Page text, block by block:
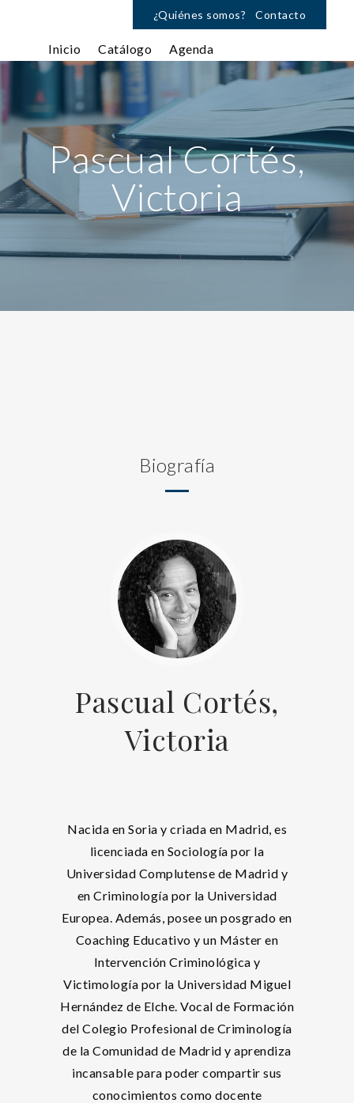
¿Quiénes somos? Contacto
Inicio Catálogo Agenda
Pascual Cortés,
Victoria
Biografía
Pascual Cortés,
Victoria
Nacida en Soria y criada en Madrid, es
licenciada en Sociología por la
Universidad Complutense de Madrid y
en Criminología por la Universidad
Europea. Además, posee un posgrado en
Coaching Educativo y un Máster en
Intervención Criminológica y
Victimología por la Universidad Miguel
Hernández de Elche. Vocal de Formación
del Colegio Profesional de Criminología
de la Comunidad de Madrid y aprendiza
incansable para poder compartir sus
conocimientos como docente